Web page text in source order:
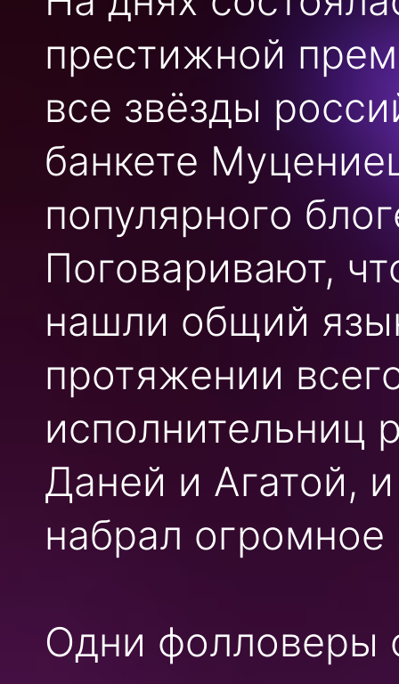
престижной
все звёзды
банкете
популярного
Поговаривают,
нашли общий
протяжении
исполнительниц
Даней и Агатой,
набрал
Одни фолловеры